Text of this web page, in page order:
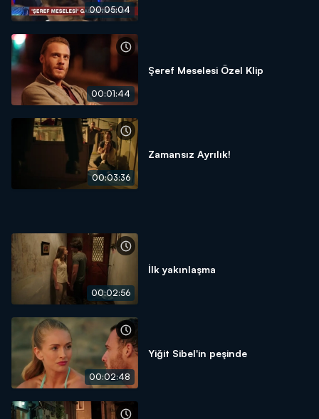
00:05:04
00:01:44
Şeref Meselesi Özel Klip
00:03:36
Zamansız Ayrılık!
00:02:56
İlk yakınlaşma
00:02:48
Yiğit Sibel'in peşinde